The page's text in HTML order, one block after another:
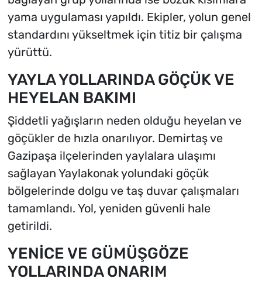
yama uygulaması yapıldı. Ekipler, yolun genel
standardını yükseltmek için titiz bir çalışma
yürüttü.
YAYLA YOLLARINDA GÖÇÜK VE
HEYELAN BAKIMI
Şiddetli yağışların neden olduğu heyelan ve
göçükler de hızla onarılıyor. Demirtaş ve
Gazipaşa ilçelerinden yaylalara ulaşımı
sağlayan Yaylakonak yolundaki göçük
bölgelerinde dolgu ve taş duvar çalışmaları
tamamlandı. Yol, yeniden güvenli hale
getirildi.
YENİCE VE GÜMÜŞGÖZE
YOLLARINDA ONARIM